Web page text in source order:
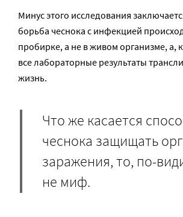
Минус этого исследования
борьба чеснока с инфекцией
пробирке, а не в живом организме, а,
все лабораторные результаты
жизнь.
Что же касается
чеснока защищать
заражения, то, по-
не миф.